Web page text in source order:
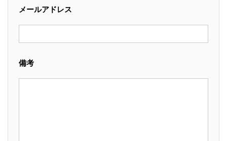
メールアドレス
備考